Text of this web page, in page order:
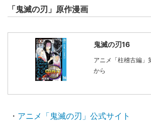
「鬼滅の刃」原作漫画
鬼滅の刃16
アニメ「柱稽古編」
から
・ アニメ「鬼滅の刃」公式サイト